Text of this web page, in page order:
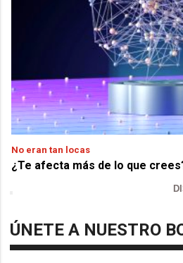
No eran tan locas
¿Te afecta más de lo que
ÚNETE A NUESTRO